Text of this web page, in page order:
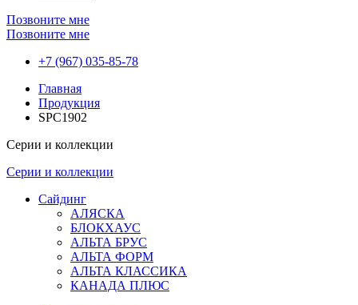
Позвоните мне
Позвоните мне
+7 (967) 035-85-78
Главная
Продукция
SPC1902
Серии и коллекции
Серии и коллекции
Сайдинг
АЛЯСКА
БЛОКХАУС
АЛЬТА БРУС
АЛЬТА ФОРМ
АЛЬТА КЛАССИКА
КАНАДА ПЛЮС